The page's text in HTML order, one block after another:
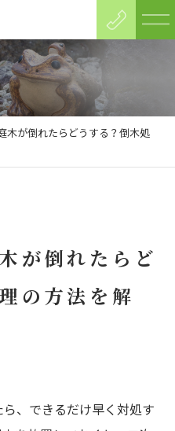
木が倒れたらどうする？倒木処
が倒れたらど
の方法を解
、できるだけ早く対処す